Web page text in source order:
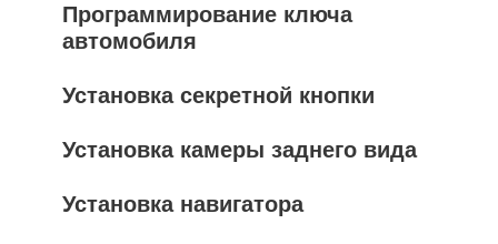
Программирование ключа
автомобиля
Установка секретной кнопки
Установка камеры заднего вида
Установка навигатора